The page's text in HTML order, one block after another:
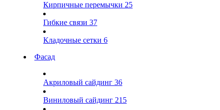
Кирпичные перемычки 25
Гибкие связи 37
Кладочные сетки 6
Фасад
Акриловый сайдинг 36
Виниловый сайдинг 215